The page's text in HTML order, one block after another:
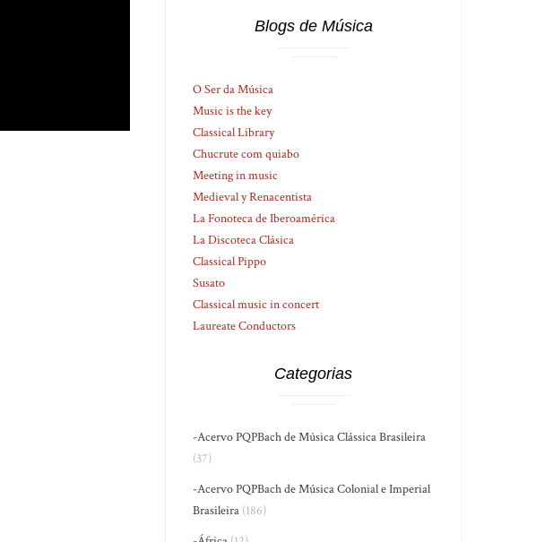
Blogs de Música
O Ser da Música
Music is the key
Classical Library
Chucrute com quiabo
Meeting in music
Medieval y Renacentista
La Fonoteca de Iberoamérica
La Discoteca Clásica
Classical Pippo
Susato
Classical music in concert
Laureate Conductors
Categorias
-Acervo PQPBach de Música Clássica Brasileira
(37)
-Acervo PQPBach de Música Colonial e Imperial
Brasileira (186)